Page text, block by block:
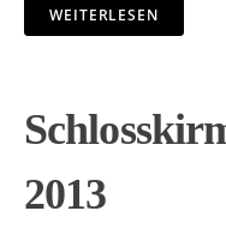
WEITERLESEN
2013